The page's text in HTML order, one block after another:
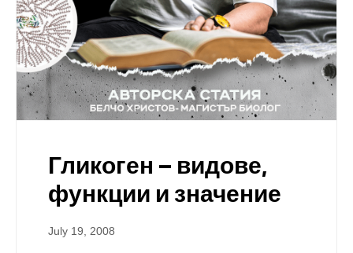
Гликоген – видове,
функции и значение
July 19, 2008